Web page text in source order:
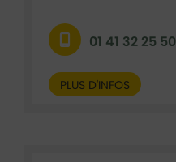
01 41 32 25 50
PLUS D'INFOS